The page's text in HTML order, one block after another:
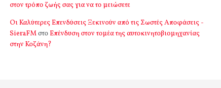
στον τρόπο ζωής σας για να το μειώσετε
Οι Καλύτερες Επενδύσεις Ξεκινούν από τις Σωστές Αποφάσεις -
SieraFMστο Επένδυση στον τομέα της αυτοκινητοβιομηχανίας
στην Κοζάνη?